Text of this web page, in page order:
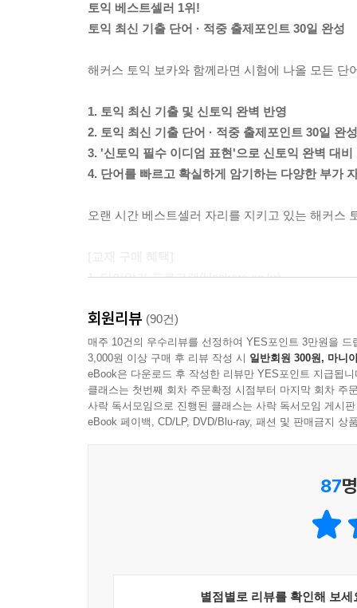
토익 베스트셀러 1위!
토익 최신 기출 단어 · 적중 출제포인트 30일 완성
해커스 토익 보카와 함께라면 시험에 나올 모든
1. 토익 최신 기출 및 신토익 완벽 반영
2. 토익 최신 기출 단어 · 적중 출제포인트 30일 완성
3. '신토익 필수 이디엄 표현'으로 신토익 완벽 대비
4. 단어를 빠르고 확실하게 암기하는 다양한 부가
오랜 시간 베스트셀러 자리를 지키고 있는 해커스
1. 단어암기 프로그램(Hackers.co.kr)
3. 실전문제 추가 10회분(Hackers.co.kr)
4. 핵심기출단어 및 목표 점수별 토익완성단어
5. 해커스 단어암기 어플 (HackersIngang.com)
6. 신토익 대비 필수 이디엄 표현 MP3
7. 신나는 단어집중암기 MP3 (HackersIngang.com)
2) Part 5&6 빈출 단어부터 Part 7 및 리스닝 주요
2. 최신 출제포인트를 수록하여 실전 완벽 대비가
회원리뷰 (90건)
매주 10건의 우수리뷰를 선정하여 YES포인트 3만원을 드
3,000원 이상 구매 후 리뷰 작성 시 일반회원 300원, 마니
eBook은 다운로드 후 작성한 리뷰만 YES포인트 지급됩니
클래스는 첫번째 회차 주문확정 시점부터 마지막 회차 주
사락 독서모임으로 진행된 클래스는 사락 독서모임 게시
eBook 페이백, CD/LP, DVD/Blu-ray, 패션 및 판매금지 상
87
별점별로 리뷰를 확인해 보세